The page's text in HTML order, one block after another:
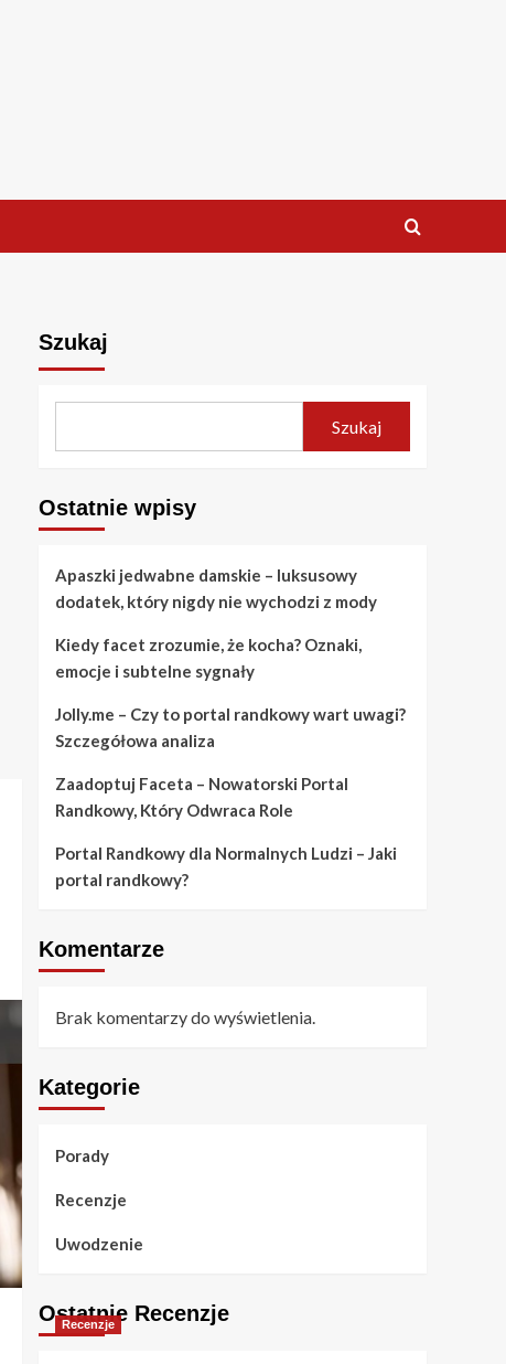
Szukaj
Szukaj
Ostatnie wpisy
Apaszki jedwabne damskie – luksusowy
dodatek, który nigdy nie wychodzi z mody
Kiedy facet zrozumie, że kocha? Oznaki,
emocje i subtelne sygnały
Jolly.me – Czy to portal randkowy wart uwagi?
Szczegółowa analiza
Zaadoptuj Faceta – Nowatorski Portal
Randkowy, Który Odwraca Role
Portal Randkowy dla Normalnych Ludzi – Jaki
portal randkowy?
Komentarze
Brak komentarzy do wyświetlenia.
Kategorie
Porady
Recenzje
Uwodzenie
Ostatnie Recenzje
Recenzje